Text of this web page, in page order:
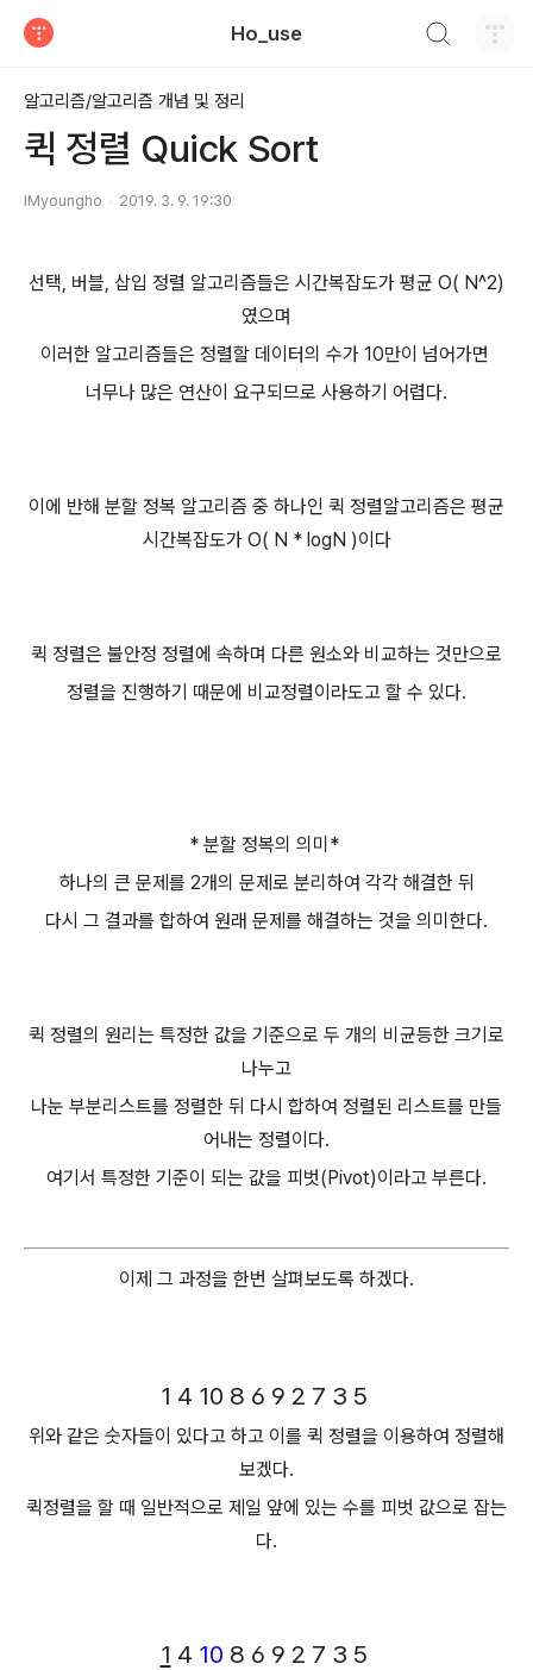
Ho_use
알고리즘/알고리즘 개념 및 정리
퀵 정렬 Quick Sort
IMyoungho 2019. 3. 9. 19:30
선택, 버블, 삽입 정렬 알고리즘들은 시간복잡도가 평균 O( N^2)
였으며
이러한 알고리즘들은 정렬할 데이터의 수가 10만이 넘어가면
너무나 많은 연산이 요구되므로 사용하기 어렵다.
이에 반해 분할 정복 알고리즘 중 하나인 퀵 정렬알고리즘은 평균
시간복잡도가 O( N * logN )이다
퀵 정렬은 불안정 정렬에 속하며 다른 원소와 비교하는 것만으로
정렬을 진행하기 때문에 비교정렬이라도고 할 수 있다.
* 분할 정복의 의미*
하나의 큰 문제를 2개의 문제로 분리하여 각각 해결한 뒤
다시 그 결과를 합하여 원래 문제를 해결하는 것을 의미한다.
퀵 정렬의 원리는 특정한 값을 기준으로 두 개의 비균등한 크기로
나누고
나눈 부분리스트를 정렬한 뒤 다시 합하여 정렬된 리스트를 만들
어내는 정렬이다.
여기서 특정한 기준이 되는 값을 피벗(Pivot)이라고 부른다.
이제 그 과정을 한번 살펴보도록 하겠다.
1 4 10 8 6 9 2 7 3 5
위와 같은 숫자들이 있다고 하고 이를 퀵 정렬을 이용하여 정렬해
보겠다.
퀵정렬을 할 때 일반적으로 제일 앞에 있는 수를 피벗 값으로 잡는
다.
1 4 10 8 6 9 2 7 3 5